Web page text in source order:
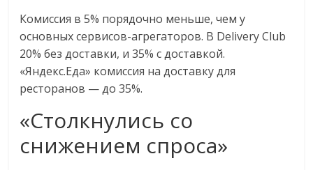
изменения
читателем.
Комиссия в 5% порядочно меньше, чем у
основных сервисов-агрегаторов. В Delivery Club
20% без доставки, и 35% с доставкой.
«Яндекс.Еда» комиссия на доставку для
ресторанов — до 35%.
«Столкнулись со
снижением спроса»